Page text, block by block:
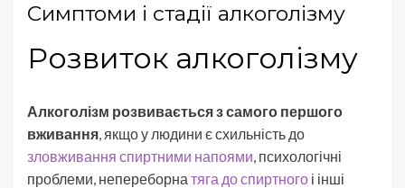
Симптоми і стадії алкоголізму
Розвиток алкоголізму
Алкоголізм розвивається з самого першого
вживання, якщо у людини є схильність до
зловживання спиртними напоями, психологічні
проблеми, непереборна тяга до спиртного і інші